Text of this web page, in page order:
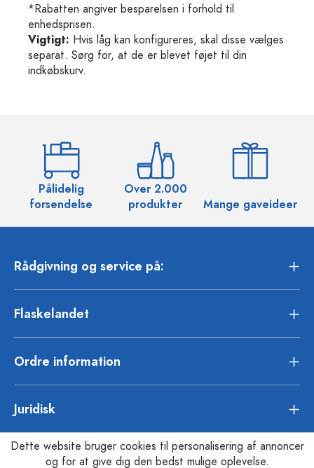
*Rabatten angiver besparelsen i forhold til
enhedsprisen.
Vigtigt: Hvis låg kan konfigureres, skal disse vælges
separat. Sørg for, at de er blevet føjet til din
indkøbskurv.
Pålidelig
forsendelse
Over 2.000
produkter
Mange gaveideer
Rådgivning og service på:
Flaskelandet
Ordre information
Juridisk
Dette website bruger cookies til personalisering af annoncer
og for at give dig den bedst mulige oplevelse.